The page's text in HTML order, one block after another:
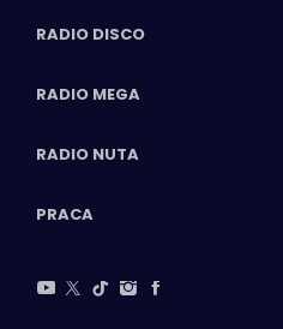
RADIO DISCO
RADIO MEGA
RADIO NUTA
PRACA